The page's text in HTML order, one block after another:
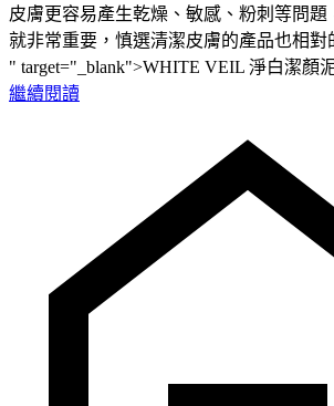
皮膚更容易產生乾燥、敏感、粉刺等問題
就非常重要，慎選清潔皮膚的產品也相對
" target="_blank">WHITE VEIL 淨白潔顏
繼續閱讀